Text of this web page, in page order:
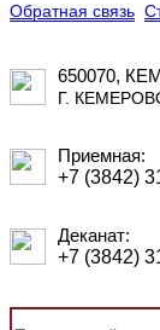
Обратная связь
650070,
Г.
Приемная:
+7 (3842)
Деканат:
+7 (3842)